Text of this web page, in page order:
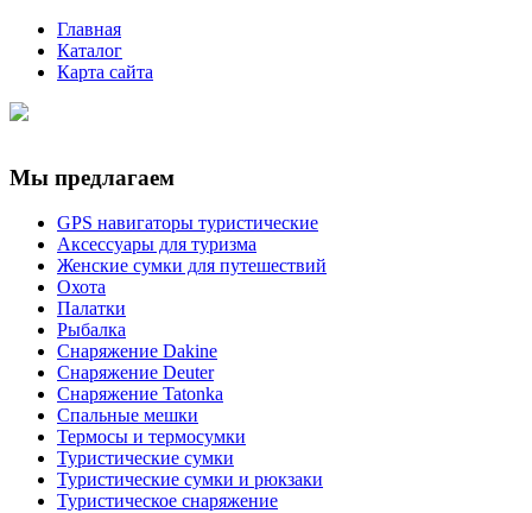
Главная
Каталог
Карта сайта
Мы предлагаем
GPS навигаторы туристические
Аксессуары для туризма
Женские сумки для путешествий
Охота
Палатки
Рыбалка
Снаряжение Dakine
Снаряжение Deuter
Снаряжение Tatonka
Спальные мешки
Термосы и термосумки
Туристические сумки
Туристические сумки и рюкзаки
Туристическое снаряжение